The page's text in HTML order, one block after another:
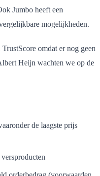
Jumbo heeft een
mogelijkheden.
omdat er nog geen
Heijn wachten we op de
de laagste prijs